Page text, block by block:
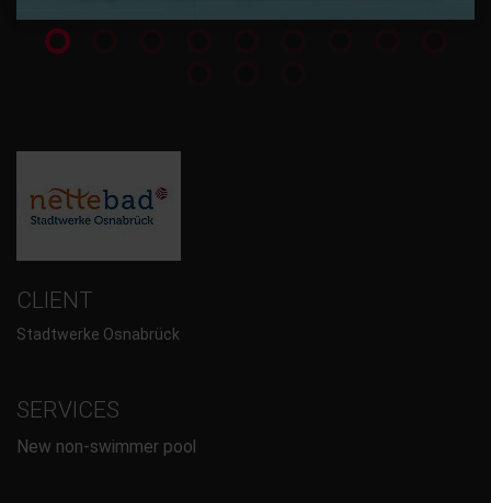
CLIENT
Stadtwerke Osnabrück
SERVICES
New non-swimmer pool